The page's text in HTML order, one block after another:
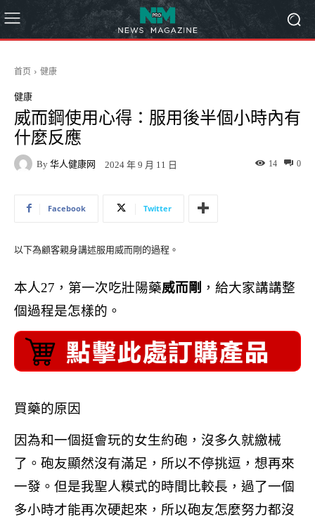
首页 健康
健康
威而鋼使用心得：服用後半個小時內有
什麼反應
By 华人健康网 2024 年 9 月 11 日 0
14
Facebook Twitter
以下為顧客親身講述服用威而剛的過程。
本人27，第一次吃壯陽藥威而剛 ，給大家講講整
個過程是怎樣的。
買藥的原因
因為和一個挺會玩的女生約砲，沒多久就繳械
了。砲友顯然沒有滿足，所以不停挑逗，想再來
一發。但是我聖人糢式的時間比較長，過了一個
多小時才能再次硬起來，所以砲友怎麼努力都沒